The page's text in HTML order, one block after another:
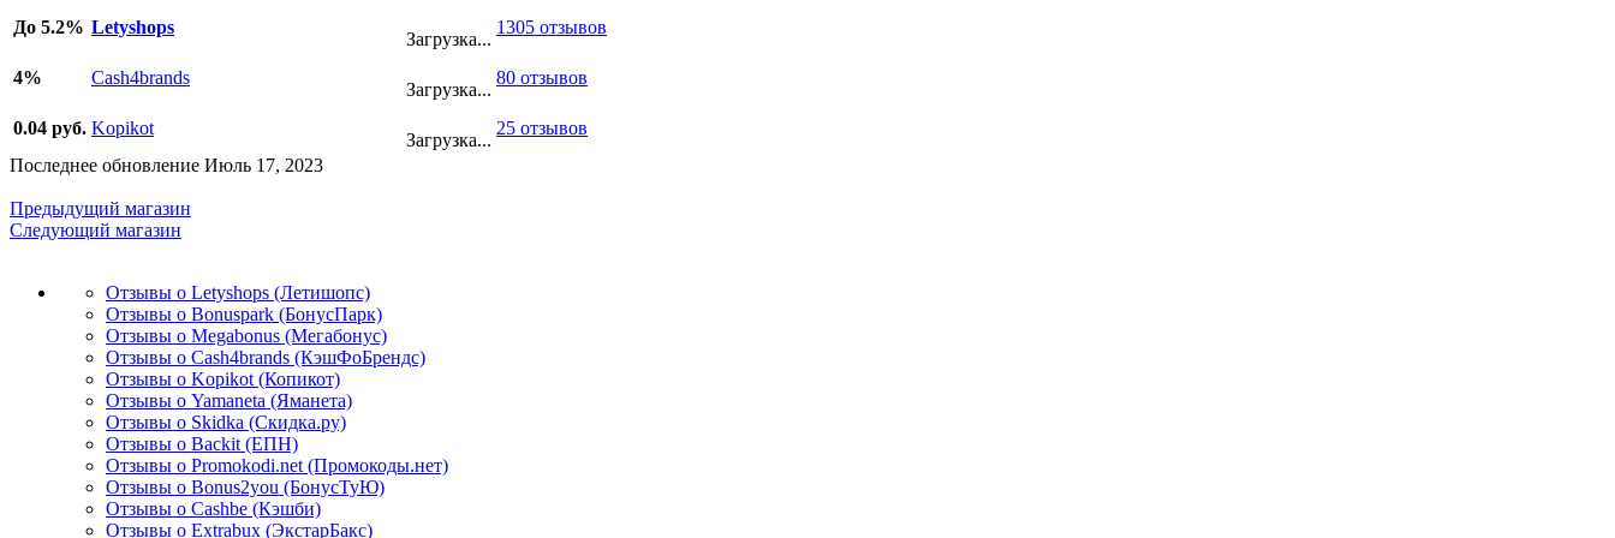
До 5.2% Letyshops
Загрузка...
1305 отзывов
4% Cash4brands
Загрузка...
80 отзывов
0.04 руб. Kopikot
Загрузка...
25 отзывов
Последнее обновление Июль 17, 2023
Предыдущий магазин
Следующий магазин
Отзывы о Letyshops (Летишопс)
Отзывы о Bonuspark (БонусПарк)
Отзывы о Megabonus (Мегабонус)
Отзывы о Cash4brands (КэшФоБрендс)
Отзывы о Kopikot (Копикот)
Отзывы о Yamaneta (Яманета)
Отзывы о Skidka (Скидка.ру)
Отзывы о Backit (ЕПН)
Отзывы о Promokodi.net (Промокоды.нет)
Отзывы о Bonus2you (БонусТуЮ)
Отзывы о Cashbe (Кэшби)
Отзывы о Extrabux (ЭкстарБакс)